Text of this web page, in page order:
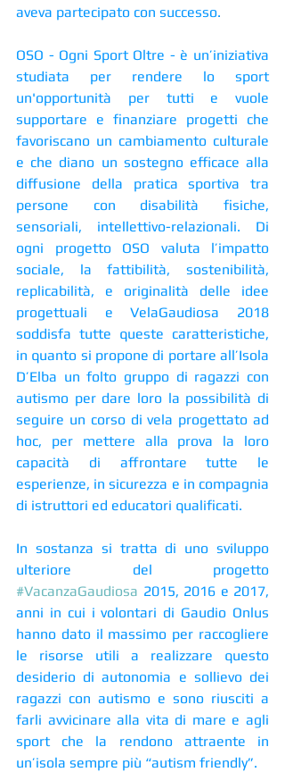
aveva partecipato con successo.
OSO - Ogni Sport Oltre - è un’iniziativa
studiata per rendere lo sport
un'opportunità per tutti e vuole
supportare e finanziare progetti che
favoriscano un cambiamento culturale
e che diano un sostegno efficace alla
diffusione della pratica sportiva tra
persone con disabilità fisiche,
sensoriali, intellettivo-relazionali. Di
ogni progetto OSO valuta l’impatto
sociale, la fattibilità, sostenibilità,
replicabilità, e originalità delle idee
progettuali e VelaGaudiosa 2018
soddisfa tutte queste caratteristiche,
in quanto si propone di portare all’Isola
D’Elba un folto gruppo di ragazzi con
autismo per dare loro la possibilità di
seguire un corso di vela progettato ad
hoc, per mettere alla prova la loro
capacità di affrontare tutte le
esperienze, in sicurezza e in compagnia
di istruttori ed educatori qualificati.
In sostanza si tratta di uno sviluppo
#VacanzaGaudiosa 2015, 2016 e 2017,
anni in cui i volontari di Gaudio Onlus
hanno dato il massimo per raccogliere
le risorse utili a realizzare questo
desiderio di autonomia e sollievo dei
ragazzi con autismo e sono riusciti a
farli avvicinare alla vita di mare e agli
sport che la rendono attraente in
un’isola sempre più “autism friendly”.